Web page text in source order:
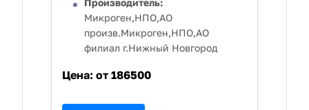
Производитель:
Микроген,НПО,АО
произв.Микроген,НПО,АО
филиал г.Нижный Новгород
Цена: от 186500